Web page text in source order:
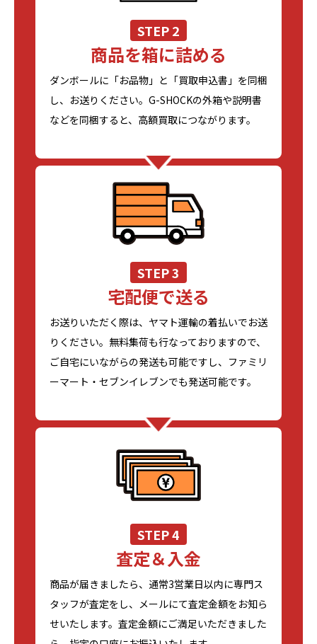
STEP 2
商品を箱に詰める
ダンボールに「お品物」と「買取申込書」を同梱
し、お送りください。G-SHOCKの外箱や説明書
などを同梱すると、高額買取につながります。
STEP 3
宅配便で送る
お送りいただく際は、ヤマト運輸の着払いでお送
りください。無料集荷も行なっておりますので、
ご自宅にいながらの発送も可能ですし、ファミリ
ーマート・セブンイレブンでも発送可能です。
STEP 4
査定＆入金
商品が届きましたら、通常3営業日以内に専門ス
タッフが査定をし、メールにて査定金額をお知ら
せいたします。査定金額にご満足いただきました